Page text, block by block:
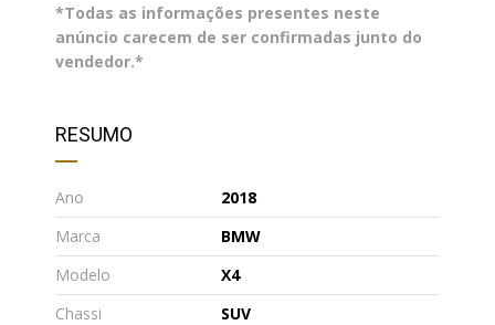
*Todas as informações presentes neste
anúncio carecem de ser confirmadas junto do
vendedor.*
RESUMO
Ano
2018
Marca
BMW
Modelo
X4
Chassi
SUV